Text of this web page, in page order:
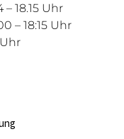
– 18.15 Uhr
– 18:15 Uhr